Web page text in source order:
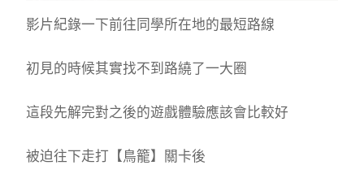
影片紀錄一下前往同學所在地的最短路線
初見的時候其實找不到路繞了一大圈
這段先解完對之後的遊戲體驗應該會比較好
被迫往下走打【鳥籠】關卡後